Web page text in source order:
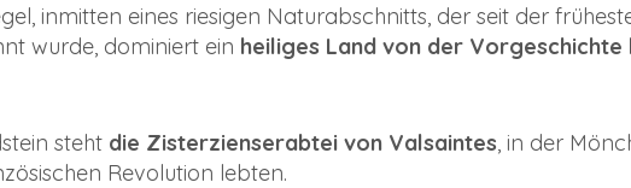
inmitten eines riesigen Naturabschnitts, der seit der
wurde, dominiert ein heiliges Land von der Vorgeschichte
steht die Zisterzienserabtei von Valsaintes , in der
Revolution lebten.